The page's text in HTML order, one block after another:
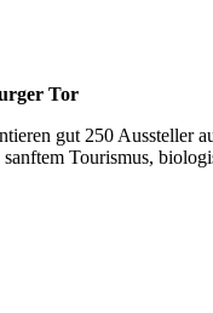
Tor
gut 250 Aussteller
Tourismus,